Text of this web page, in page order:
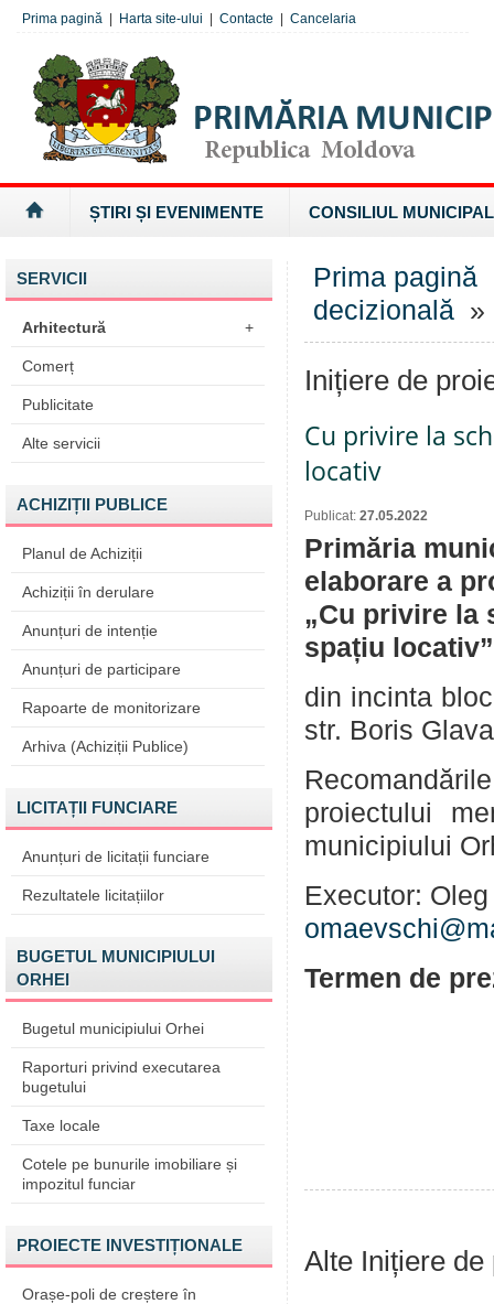
Prima pagină Harta site-ului Contacte Cancelaria
ȘTIRI ȘI EVENIMENTE CONSILIUL MUNICIPAL
SERVICII
Arhitectură +
Comerț
Publicitate
Alte servicii
ACHIZIȚII PUBLICE
Planul de Achiziții
Achiziții în derulare
Anunțuri de intenție
Anunțuri de participare
Rapoarte de monitorizare
Arhiva (Achiziții Publice)
LICITAȚII FUNCIARE
Anunțuri de licitații funciare
Rezultatele licitațiilor
BUGETUL MUNICIPIULUI
ORHEI
Bugetul municipiului Orhei
Raporturi privind executarea
bugetului
Taxe locale
Cotele pe bunurile imobiliare și
impozitul funciar
PROIECTE INVESTIȚIONALE
Orașe-poli de creștere în
Prima pagină
decizională »
Inițiere de
Cu privire la
locativ
Publicat: 27.05.2022
Primăria
elaborare a
„Cu privire la
spațiu locativ”
din incinta
str. Boris
proiectului
municipiului
Executor:
Termen de
Alte Inițiere de